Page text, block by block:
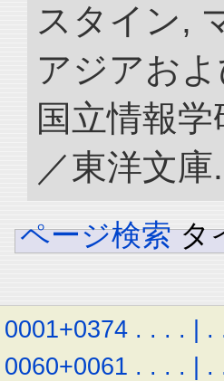
スタイン,
アジアお
国立情報
／東洋文
ページ検索 タ
0001+0374 . . . . | .
0060+0061 . . . . | .